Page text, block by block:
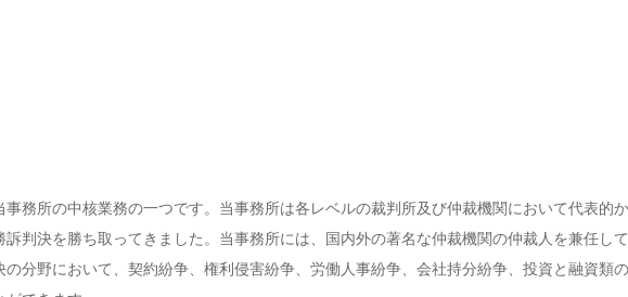
務所の中核業務の一つです。当事務所は各レベルの裁判所及び仲裁機関において代表的
判決を勝ち取ってきました。当事務所には、国内外の著名な仲裁機関の仲裁人を兼任し
分野において、契約紛争、権利侵害紛争、労働人事紛争、会社持分紛争、投資と融資類